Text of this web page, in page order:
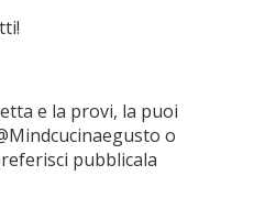
e la provi, la puoi
o
pubblicala